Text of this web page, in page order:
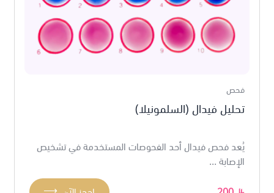
فحص
تحليل فيدال (السلمونيلا)
يُعد فحص فيدال أحد الفحوصات المستخدمة في تشخيص
الإصابة ...
⟶